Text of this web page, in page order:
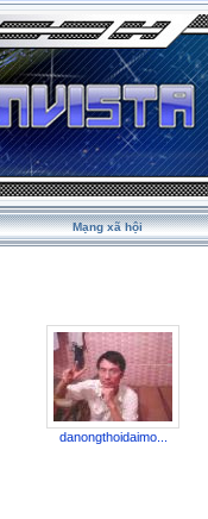
Mạng xã hội
danongthoidaimo...